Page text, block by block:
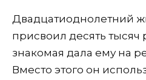
Двадцатиоднолетний
присвоил десять тысяч
знакомая дала ему на
Вместо этого он